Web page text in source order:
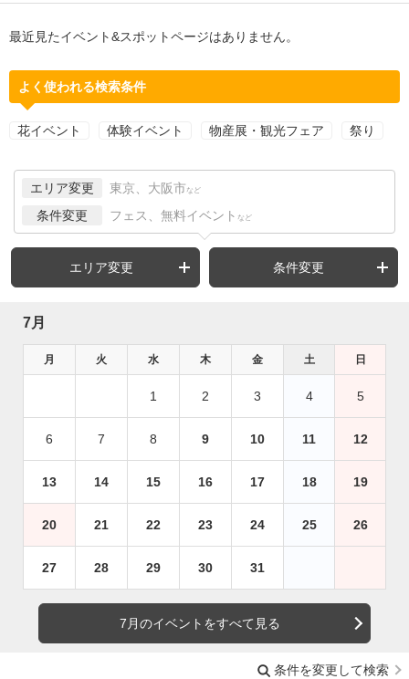
最近見たイベント&スポットページはありません。
よく使われる検索条件
花イベント 体験イベント 物産展・観光フェア 祭り
エリア変更 東京、大阪市 など
条件変更 フェス、無料イベント など
エリア変更 条件変更
7月
月 火 水 木 金 土 日
1 2 3 4 5
6 7 8 9 10 11 12
13 14 15 16 17 18 19
20 21 22 23 24 25 26
27 28 29 30 31
7月のイベントをすべて見る
条件を変更して検索